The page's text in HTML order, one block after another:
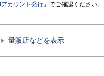
アカウント発行 」でご確認ください。
量販店などを表示